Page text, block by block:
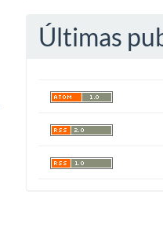
Últimas